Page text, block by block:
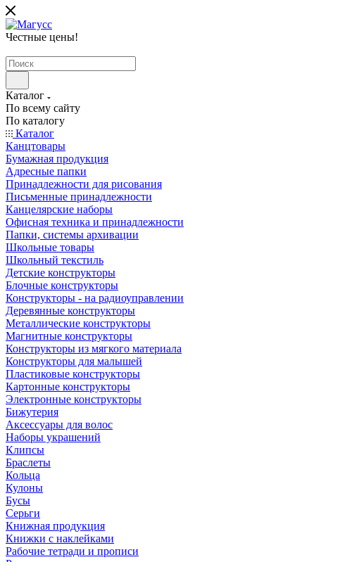
Честные цены!
Каталог
По всему сайту
По каталогу
Каталог
Канцтовары
Бумажная продукция
Адресные папки
Принадлежности для рисования
Письменные принадлежности
Канцелярские наборы
Офисная техника и принадлежности
Папки, системы архивации
Школьные товары
Школьный текстиль
Детские конструкторы
Блочные конструкторы
Конструкторы - на радиоуправлении
Деревянные конструкторы
Металлические конструкторы
Магнитные конструкторы
Конструкторы из мягкого материала
Конструкторы для малышей
Пластиковые конструкторы
Картонные конструкторы
Электронные конструкторы
Бижутерия
Аксессуары для волос
Наборы украшений
Клипсы
Браслеты
Кольца
Кулоны
Бусы
Серьги
Книжная продукция
Книжки с наклейками
Рабочие тетради и прописи